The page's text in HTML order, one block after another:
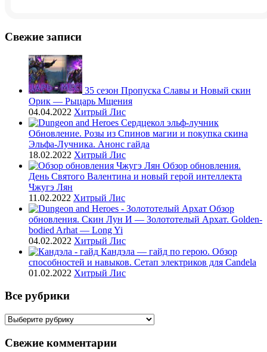
Свежие записи
35 сезон Пропуска Славы и Новый скин
Орик — Рыцарь Мщения
04.04.2022 Хитрый Лис
Обновление. Розы из Спинов магии и покупка скина
Эльфа-Лучника. Анонс гайда
18.02.2022 Хитрый Лис
Обзор обновления.
День Святого Валентина и новый герой интеллекта
Чжугэ Лян
11.02.2022 Хитрый Лис
Обзор
обновления. Скин Лун И — Золототелый Архат. Golden-
bodied Arhat — Long Yi
04.02.2022 Хитрый Лис
Кандэла — гайд по герою. Обзор
способностей и навыков. Сетап электриков для Candela
01.02.2022 Хитрый Лис
Все рубрики
Все
Свежие комментарии